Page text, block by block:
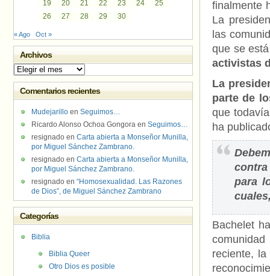
finalmente
La
las
que se
activistas
La
parte de
que
ha
para
Bachelet
reciente,
19
20 21 22 23 24
25
26
27 28 29 30
« Ago Oct »
Archivos
Archivos
Comentarios recientes
Mudejarillo en Seguimos…
Ricardo Alonso Ochoa Gongora en Seguimos…
resignado en Carta abierta a Monseñor Munilla,
por Miguel Sánchez Zambrano.
resignado en Carta abierta a Monseñor Munilla,
por Miguel Sánchez Zambrano.
resignado en “Homosexualidad. Las Razones
de Dios”, de Miguel Sánchez Zambrano
Categorías
Biblia
Biblia Queer
Otro Dios es posible